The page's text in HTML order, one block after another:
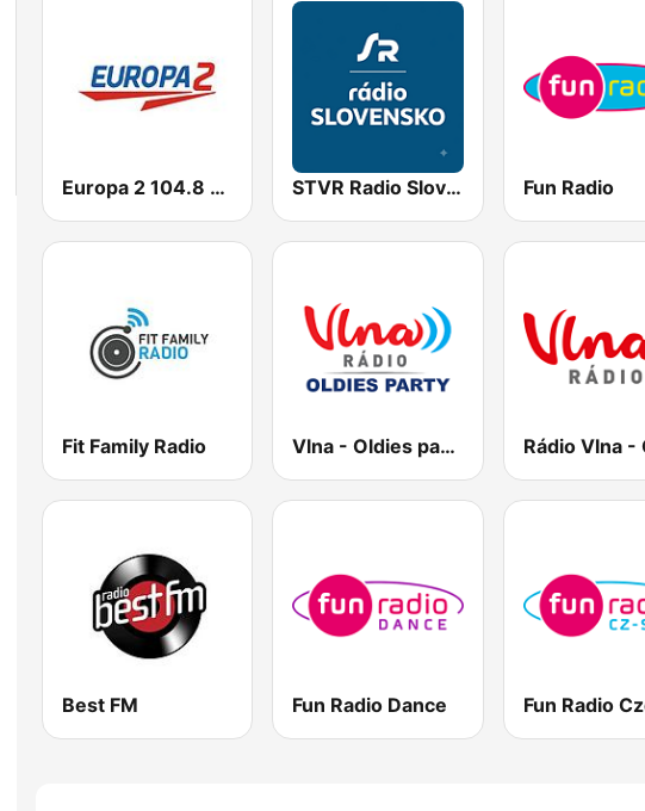
Europa 2 104.8 FM STVR Radio Slovensko Fun Radio
Fit Family Radio Vlna - Oldies party
Best FM Fun Radio Dance